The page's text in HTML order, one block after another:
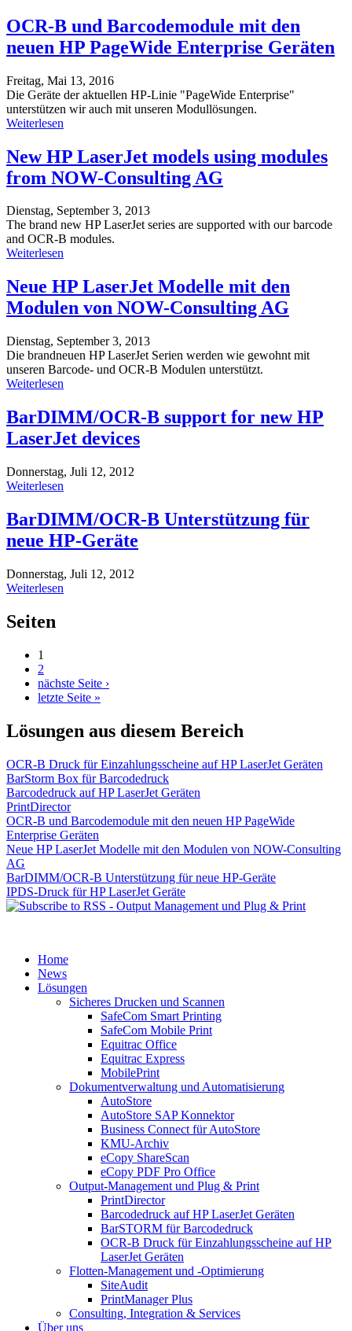
OCR-B und Barcodemodule mit den
neuen HP PageWide Enterprise Geräten
Freitag, Mai 13, 2016
Die Geräte der aktuellen HP-Linie "PageWide Enterprise"
unterstützen wir auch mit unseren Modullösungen.
Weiterlesen
New HP LaserJet models using modules
from NOW-Consulting AG
Dienstag, September 3, 2013
The brand new HP LaserJet series are supported with our barcode
and OCR-B modules.
Weiterlesen
Neue HP LaserJet Modelle mit den
Modulen von NOW-Consulting AG
Dienstag, September 3, 2013
Die brandneuen HP LaserJet Serien werden wie gewohnt mit
unseren Barcode- und OCR-B Modulen unterstützt.
Weiterlesen
BarDIMM/OCR-B support for new HP
LaserJet devices
Donnerstag, Juli 12, 2012
Weiterlesen
BarDIMM/OCR-B Unterstützung für
neue HP-Geräte
Donnerstag, Juli 12, 2012
Weiterlesen
Seiten
1
2
nächste Seite ›
letzte Seite »
Lösungen aus diesem Bereich
OCR-B Druck für Einzahlungsscheine auf HP LaserJet Geräten
BarStorm Box für Barcodedruck
Barcodedruck auf HP LaserJet Geräten
PrintDirector
OCR-B und Barcodemodule mit den neuen HP PageWide
Enterprise Geräten
Neue HP LaserJet Modelle mit den Modulen von NOW-Consulting
AG
BarDIMM/OCR-B Unterstützung für neue HP-Geräte
IPDS-Druck für HP LaserJet Geräte
Home
News
Lösungen
Sicheres Drucken und Scannen
SafeCom Smart Printing
SafeCom Mobile Print
Equitrac Office
Equitrac Express
MobilePrint
Dokumentverwaltung und Automatisierung
AutoStore
AutoStore SAP Konnektor
Business Connect für AutoStore
KMU-Archiv
eCopy ShareScan
eCopy PDF Pro Office
Output-Management und Plug & Print
PrintDirector
Barcodedruck auf HP LaserJet Geräten
BarSTORM für Barcodedruck
OCR-B Druck für Einzahlungsscheine auf HP
LaserJet Geräten
Flotten-Management und -Optimierung
SiteAudit
PrintManager Plus
Consulting, Integration & Services
Über uns